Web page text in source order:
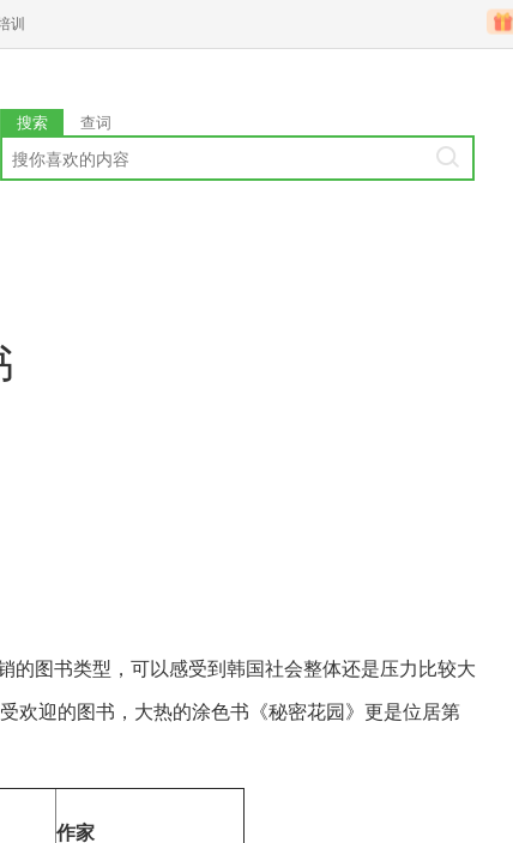
训
搜索 查词
图书类型，可以感受到韩国社会整体还是压力比较大
欢迎的图书，大热的涂色书《秘密花园》更是位居第
作家